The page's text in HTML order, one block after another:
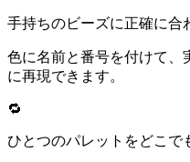
手持ちのビーズに正確に合
色に名前と番号を付けて、
に再現できます。
🔁
ひとつのパレットをどこで